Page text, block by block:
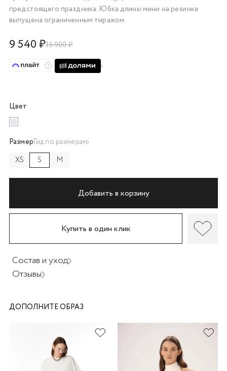
предстоящего праздника. Юбка длины мини на резинке
выпущена ограниченным тиражом.
9 540 ₽15 900 ₽
Цвет
РазмерГид по размерам
XS
S M
Добавить в корзину
Купить в один клик
Состав и уход
Отзывы
об оплате Плайтом
Остались вопросы?
8 800 302-02-51
ДОПОЛНИТЕ ОБРАЗ